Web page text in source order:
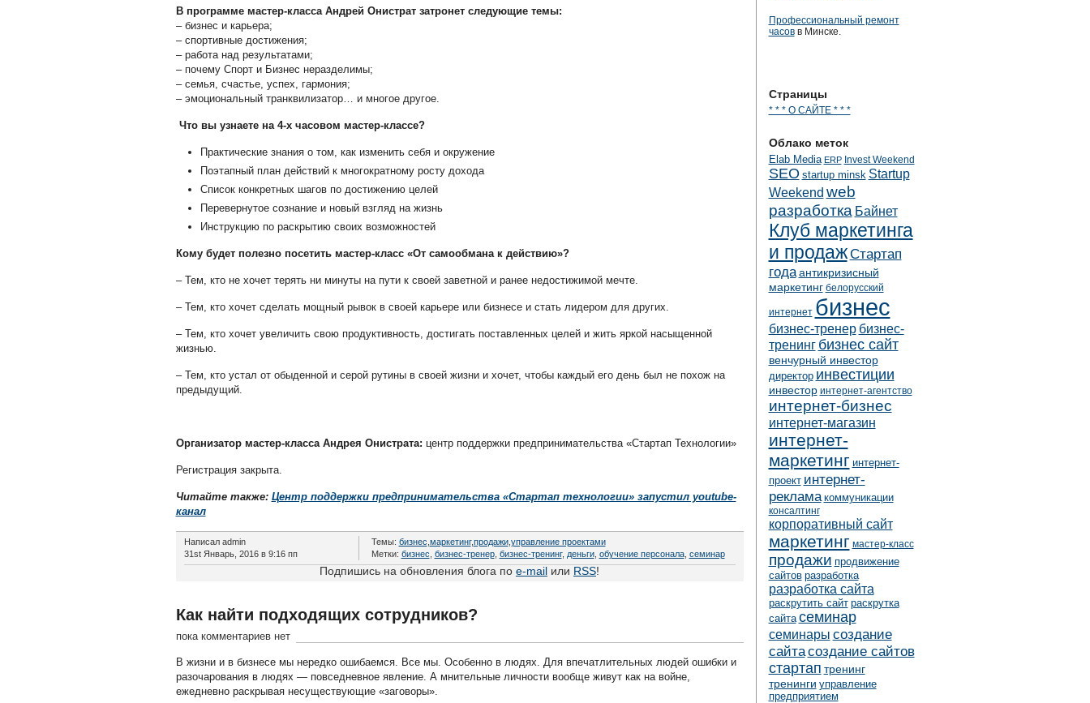
В программе мастер-класса Андрей Онистрат затронет следующие темы:
– бизнес и карьера;
– спортивные достижения;
– работа над результатами;
– почему Спорт и Бизнес неразделимы;
– семья, счастье, успех, гармония;
– эмоциональный транквилизатор… и многое другое.
Что вы узнаете на 4-х часовом мастер-классе?
Практические знания о том, как изменить себя и окружение
Поэтапный план действий к многократному росту дохода
Список конкретных шагов по достижению целей
Перевернутое сознание и новый взгляд на жизнь
Инструкцию по раскрытию своих возможностей
Кому будет полезно посетить мастер-класс «От самообмана к действию»?
– Тем, кто не хочет терять ни минуты на пути к своей заветной и ранее недостижимой мечте.
– Тем, кто хочет сделать мощный рывок в своей карьере или бизнесе и стать лидером для других.
– Тем, кто хочет увеличить свою продуктивность, достигать поставленных целей и жить яркой насыщенной
жизнью.
– Тем, кто устал от обыденной и серой рутины в своей жизни и хочет, чтобы каждый его день был не похож на
предыдущий.
Организатор мастер-класса Андрея Онистрата: центр поддержки предпринимательства «Стартап Технологии»
Регистрация закрыта.
Читайте также: Центр поддержки предпринимательства «Стартап технологии» запустил youtube-
канал
Написал admin
31st Январь, 2016 в 9:16 пп
Темы: бизнес маркетинг,продажи, управление проектами
Метки: бизнес бизнес-тренер, бизнес-тренинг, деньги, обучение персонала, семинар
Подпишись на обновления блога по e-mail или RSS!
Как найти подходящих сотрудников?
пока комментариев нет
В жизни и в бизнесе мы нередко ошибаемся. Все мы. Особенно в людях. Для впечатлительных людей ошибки и
разочарования в людях — повседневное явление. А мнительные личности вообще живут как на войне,
ежедневно раскрывая несуществующие «заговоры».
Профессиональный ремонт
часовв Минске.
Страницы
* * * О САЙТЕ * * *
Облако меток
Elab Media ERP Invest Weekend
SEO startup minsk Startup
Weekend web
разработка Байнет
Клуб маркетинга
и продажСтартап
года антикризисный
маркетинг белорусский
интернет бизнес
бизнес-тренер бизнес-
тренинг бизнес сайт
венчурный инвестор
директор инвестиции
инвестор интернет-агентство
интернет-бизнес
интернет-магазин
интернет-
маркетинг интернет-
проект интернет-
реклама коммуникации
консалтинг
корпоративный сайт
маркетинг мастер-класс
продажи продвижение
сайтов разработка
разработка сайта
раскрутить сайт раскрутка
сайта семинар
семинары создание
сайтасоздание сайтов
стартап тренинг
тренинги управление
предприятием